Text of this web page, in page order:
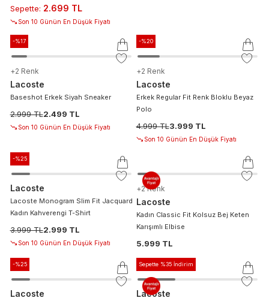
Sepette: 2.699 TL
Son 10 Günün En Düşük Fiyatı
-%17
+2 Renk
Lacoste
Baseshot Erkek Siyah Sneaker
2.999 TL2.499 TL
Son 10 Günün En Düşük Fiyatı
-%20
+2 Renk
Lacoste
Erkek Regular Fit Renk Bloklu Beyaz
Polo
4.999 TL3.999 TL
Son 10 Günün En Düşük Fiyatı
-%25
Lacoste
Lacoste Monogram Slim Fit Jacquard
Kadın Kahverengi T-Shirt
3.999 TL2.999 TL
Son 10 Günün En Düşük Fiyatı
+2 Renk
Lacoste
Kadın Classic Fit Kolsuz Bej Keten
Karışımlı Elbise
5.999 TL
-%25
Lacoste
Sepette %35 İndirim
Lacoste